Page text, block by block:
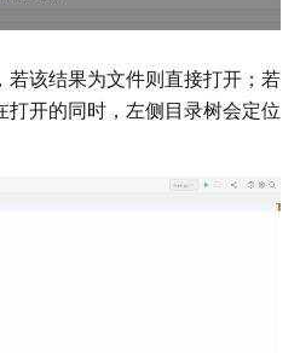
若该结果为文件则直接打开；若
打开的同时，左侧目录树会定位